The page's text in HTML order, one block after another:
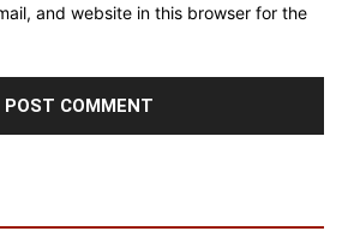
and website in this browser for the